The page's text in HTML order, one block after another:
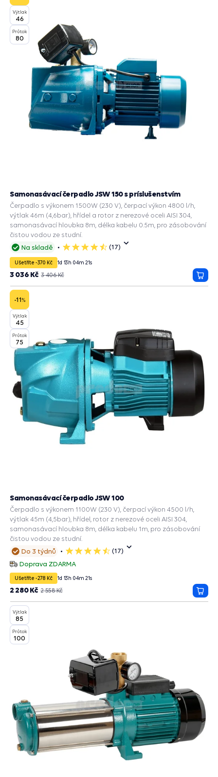
Výtlak
46
Průtok
80
Na skladě
5
(17)
Samonasávací čerpadlo JSW 150 s príslušenstvím
Čerpadlo s výkonem 1500W (230 V), čerpací výkon 4800 l/h,
výtlak 46m (4,6bar), hřídel a rotor z nerezové oceli AISI 304,
samonasávací hloubka 8m, délka kabelu 0.5m, pro zásobování
čistou vodou ze studní.
Ušetříte -370 Kč 1d 13h 04m 20s
3 406 Kč
3 036 Kč
do
-11%
Výtlak
45
Průtok
75
Do 3 týdnů
5
hvězdiček
(17)
Doprava ZDARMA
Samonasávací čerpadlo JSW 100
Čerpadlo s výkonem 1100W (230 V), čerpací výkon 4500 l/h,
výtlak 45m (4,5bar), hřídel, rotor z nerezové oceli AISI 304,
samonasávací hloubka 8m, délka kabelu 1m, pro zásobování
čistou vodou ze studní.
Ušetříte -278 Kč 1d 13h 04m 20s
2 558 Kč
2 280 Kč
do
Výtlak
85
Průtok
100